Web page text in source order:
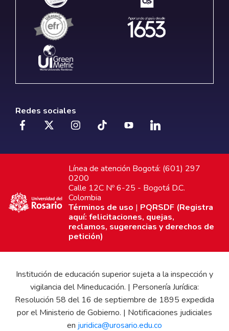
Redes sociales
Línea de atención Bogotá: (601) 297
0200
Calle 12C Nº 6-25 - Bogotá D.C.
Colombia
Términos de uso | PQRSDF (Registra
aquí: felicitaciones, quejas,
reclamos, sugerencias y derechos de
petición)
Institución de educación superior sujeta a la inspección y
vigilancia del Mineducación. | Personería Jurídica:
Resolución 58 del 16 de septiembre de 1895 expedida
por el Ministerio de Gobierno. | Notificaciones judiciales
en juridica@urosario.edu.co